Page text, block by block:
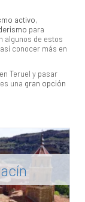
activo,
para
algunos de estos
conocer más en
Teruel y pasar
una gran opción